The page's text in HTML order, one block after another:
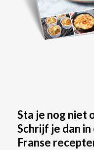
Sta je nog niet
Schrijf je dan
Franse